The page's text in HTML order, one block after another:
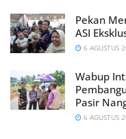
Pekan
ASI
6 AGUSTUS
Wabup
Pasir
6 AGUSTUS